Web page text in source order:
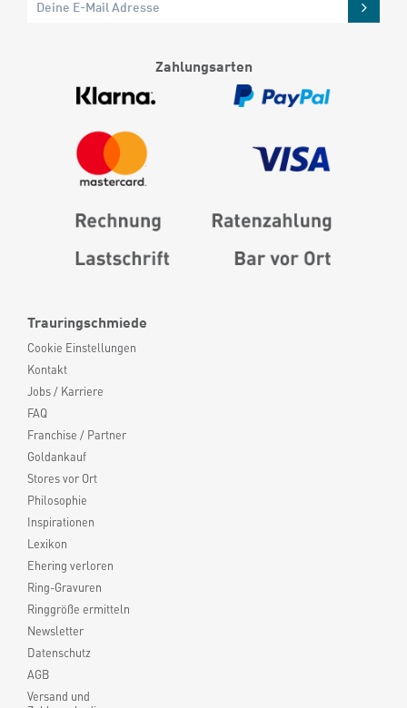
Trauringschmiede
Cookie Einstellungen
Kontakt
Jobs / Karriere
FAQ
Franchise / Partner
Goldankauf
Stores vor Ort
Philosophie
Inspirationen
Lexikon
Ehering verloren
Ring-Gravuren
Ringgröße ermitteln
Newsletter
Datenschutz
AGB
Versand und
Zahlungsarten